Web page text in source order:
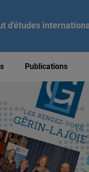
d'études
Publications